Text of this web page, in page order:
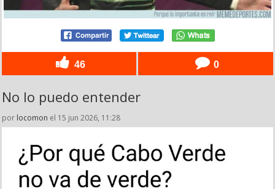
46 0
No lo puedo entender
por locomon el 15 jun 2026, 11:28